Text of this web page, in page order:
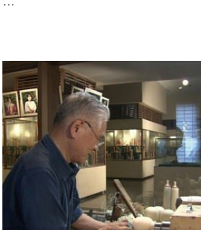
ดูข้อมูลพื้นฐาน